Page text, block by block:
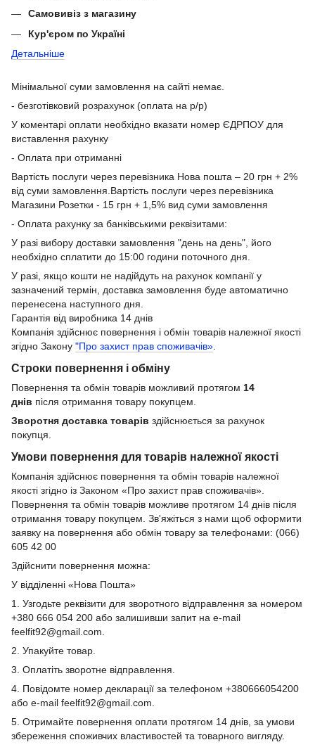
Самовивіз з магазину
Кур'єром по Україні
Детальніше
Мінімальної суми замовлення на сайті немає.
- безготівковий розрахунок (оплата на р/р)
У коментарі оплати необхідно вказати номер ЄДРПОУ для
виставлення рахунку
- Оплата при отриманні
Вартість послуги через перевізника Нова пошта – 20 грн + 2%
від суми замовлення.Вартість послуги через перевізника
Магазини Розетки - 15 грн + 1,5% вид суми замовлення
- Оплата рахунку за банківськими реквізитами:
У разі вибору доставки замовлення "день на день", його
необхідно сплатити до 15:00 години поточного дня.
У разі, якщо кошти не надійдуть на рахунок компанії у
зазначений термін, доставка замовлення буде автоматично
перенесена наступного дня.
Гарантія від виробника 14 днів
Компанія здійснює повернення і обмін товарів належної якості
згідно Закону "Про захист прав споживачів»
Строки повернення і обміну
Повернення та обмін товарів можливий протягом 14
днів після отримання товару покупцем.
Зворотня доставка товарів здійснюється за рахунок
покупця.
Умови повернення для товарів належної якості
Компанія здійснює повернення та обмін товарів належної
якості згідно із Законом «Про захист прав споживачів».
Повернення та обмін товарів можливе протягом 14 днів після
отримання товару покупцем. Зв'яжіться з нами щоб оформити
заявку на повернення або обмін товару за телефонами: (066)
605 42 00
Здійснити повернення можна:
У відділенні «Нова Пошта»
1. Узгодьте реквізити для зворотного відправлення за номером
+380 666 054 200 або залишивши запит на e-mail
feelfit92@gmail.com.
2. Упакуйте товар.
3. Оплатіть зворотне відправлення.
4. Повідомте номер декларації за телефоном +380666054200
або e-mail feelfit92@gmail.com.
5. Отримайте повернення оплати протягом 14 днів, за умови
збереження споживчих властивостей та товарного вигляду.